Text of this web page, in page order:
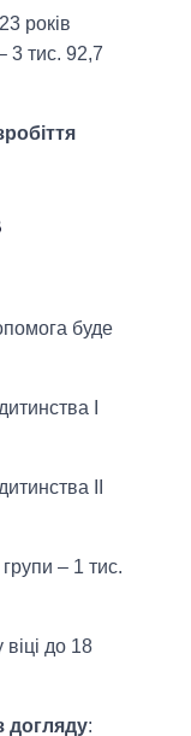
років
3 тис. 92,7
буде
І
ІІ
групи – 1 тис.
віці до 18
догляду: